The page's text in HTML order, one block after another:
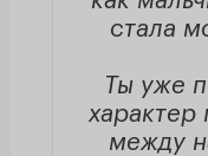
стала
Ты уже
характер
между